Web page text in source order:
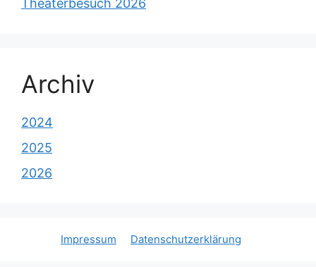
Theaterbesuch 2026
Archiv
2024
2025
2026
Impressum Datenschutzerklärung